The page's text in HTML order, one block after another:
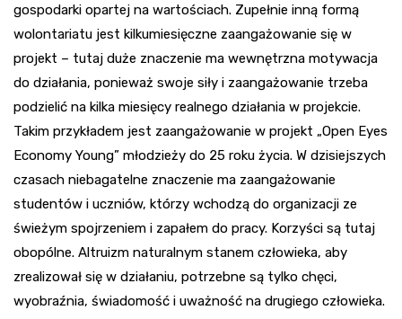
gospodarki opartej na wartościach. Zupełnie inną formą
wolontariatu jest kilkumiesięczne zaangażowanie się w
projekt – tutaj duże znaczenie ma wewnętrzna motywacja
do działania, ponieważ swoje siły i zaangażowanie trzeba
podzielić na kilka miesięcy realnego działania w projekcie.
Takim przykładem jest zaangażowanie w projekt „Open Eyes
Economy Young” młodzieży do 25 roku życia. W dzisiejszych
czasach niebagatelne znaczenie ma zaangażowanie
studentów i uczniów, którzy wchodzą do organizacji ze
świeżym spojrzeniem i zapałem do pracy. Korzyści są tutaj
obopólne. Altruizm naturalnym stanem człowieka, aby
zrealizował się w działaniu, potrzebne są tylko chęci,
wyobraźnia, świadomość i uważność na drugiego człowieka.